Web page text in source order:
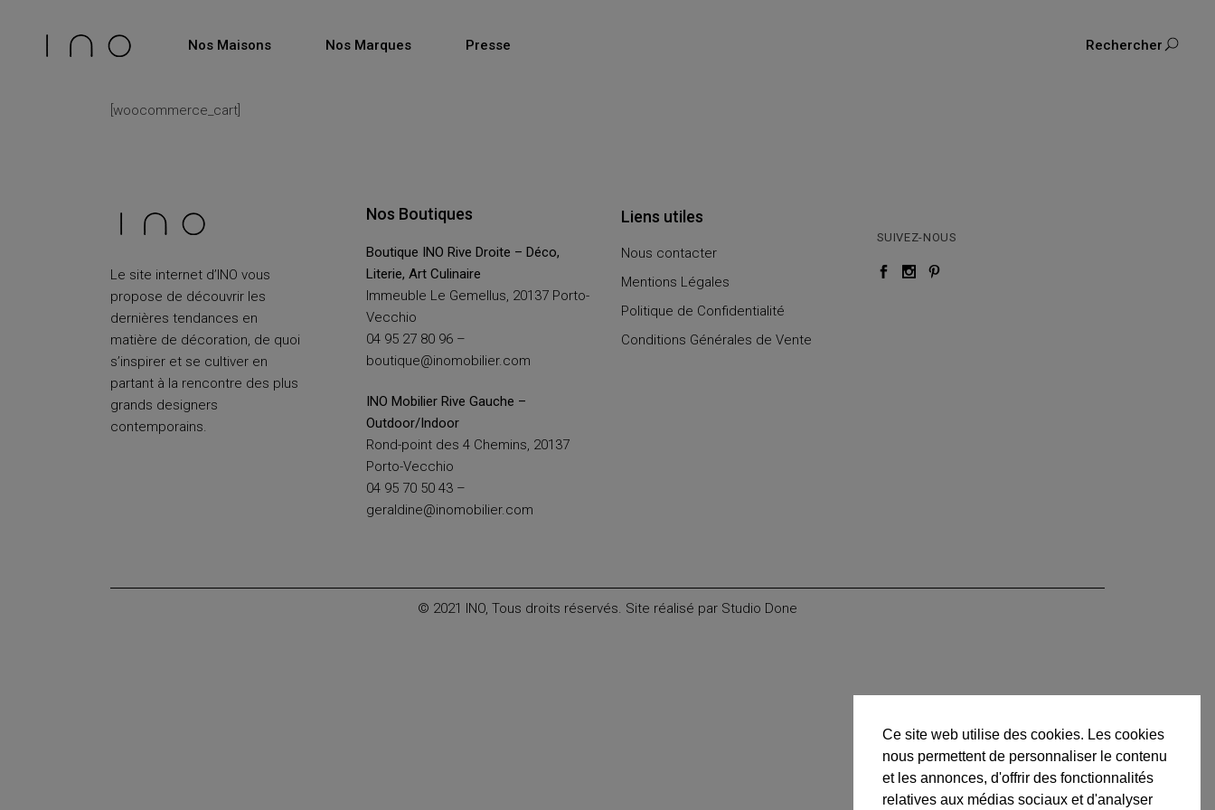
Ce site web utilise des cookies. Les cookies
nous permettent de personnaliser le contenu
et les annonces, d'offrir des fonctionnalités
relatives aux médias sociaux et d'analyser
Nos Maisons Nos Marques Presse Rechercher
[woocommerce_cart]
Le site internet d’INO vous
propose de découvrir les
dernières tendances en
matière de décoration, de quoi
s’inspirer et se cultiver en
partant à la rencontre des plus
grands designers
contemporains.
Nos Boutiques
Boutique INO Rive Droite – Déco,
Literie, Art Culinaire
Immeuble Le Gemellus, 20137 Porto-
Vecchio
04 95 27 80 96 –
boutique@inomobilier.com
INO Mobilier Rive Gauche –
Outdoor/Indoor
Rond-point des 4 Chemins, 20137
Porto-Vecchio
04 95 70 50 43 –
geraldine@inomobilier.com
Liens utiles
Nous contacter
Mentions Légales
Politique de Confidentialité
Conditions Générales de Vente
SUIVEZ-NOUS
© 2021 INO, Tous droits réservés. Site réalisé par Studio Done